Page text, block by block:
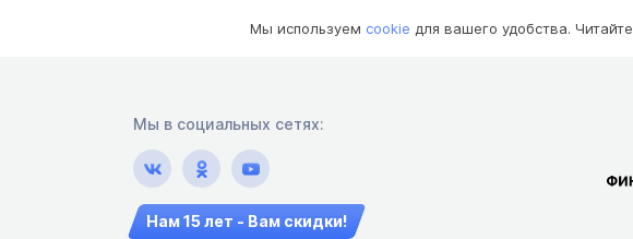
Мы используем cookie для вашего удобства. Читайте
Мы в социальных сетях:
Нам 15 лет - Вам скидки!